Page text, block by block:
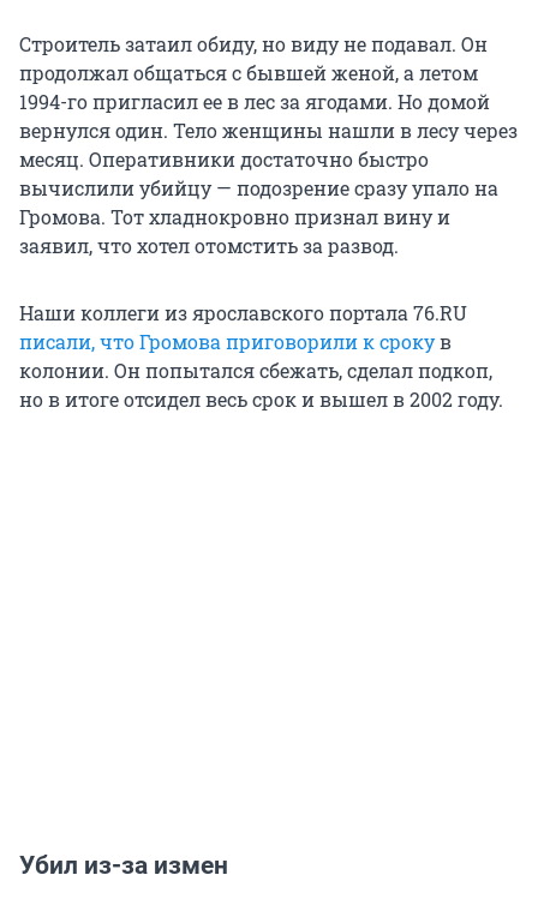
Строитель затаил обиду, но виду не подавал. Он
продолжал общаться с бывшей женой, а летом
1994-го пригласил ее в лес за ягодами. Но домой
вернулся один. Тело женщины нашли в лесу через
месяц. Оперативники достаточно быстро
вычислили убийцу — подозрение сразу упало на
Громова. Тот хладнокровно признал вину и
заявил, что хотел отомстить за развод.
Наши коллеги из ярославского портала 76.RU
писали, что Громова приговорили к срокув
колонии. Он попытался сбежать, сделал подкоп,
но в итоге отсидел весь срок и вышел в 2002 году.
Убил из-за измен